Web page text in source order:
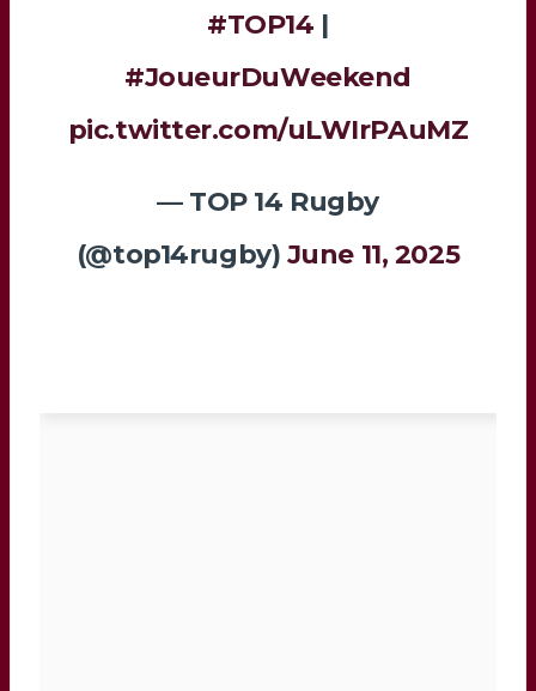
#TOP14 |
#JoueurDuWeekend
pic.twitter.com/uLWIrPAuMZ
— TOP 14 Rugby
(@top14rugby) June 11, 2025